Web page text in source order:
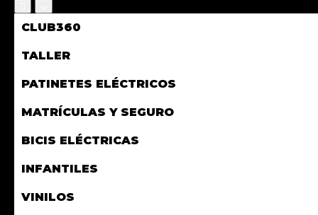
CLUB360
TALLER
PATINETES ELÉCTRICOS
MATRÍCULAS Y SEGURO
BICIS ELÉCTRICAS
INFANTILES
VINILOS